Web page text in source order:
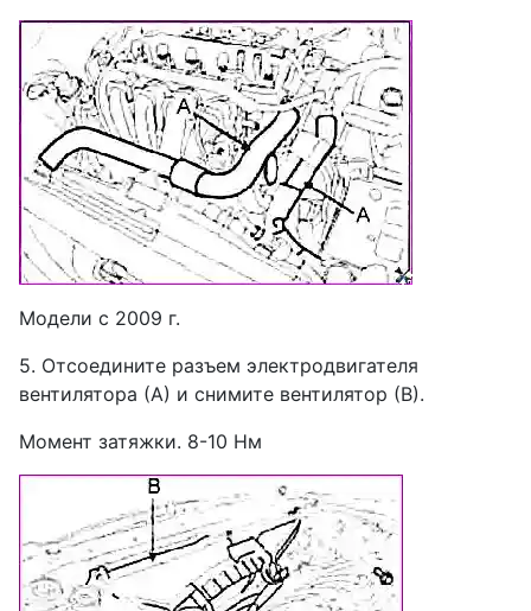
Модели с 2009 г.
5. Отсоедините разъем электродвигателя
вентилятора (А) и снимите вентилятор (В).
Момент затяжки. 8-10 Нм